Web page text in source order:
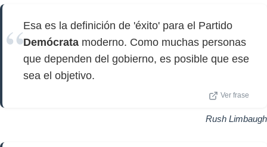
Esa es la definición de 'éxito' para el Partido
Demócrata moderno. Como muchas personas
que dependen del gobierno, es posible que ese
sea el objetivo.
Ver frase
Rush Limbaugh